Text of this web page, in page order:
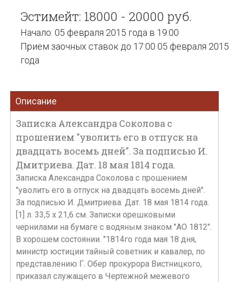
Эстимейт: 18000 - 20000 руб.
Начало: 05 февраля 2015 года в 19:00
Прием заочных ставок до 17:00 05 февраля 2015
года
Описание
Записка Александра Соколова с
прошением "уволить его в отпуск на
двадцать восемь дней". За подписью И.
Дмитриева. Дат. 18 мая 1814 года.
Записка Александра Соколова с прошением
"уволить его в отпуск на двадцать восемь дней".
За подписью И. Дмитриева. Дат. 18 мая 1814 года.
[1] л. 33,5 х 21,6 см. Записки орешковыми
чернилами на бумаге с водяным знаком "АО 1812".
В хорошем состоянии. "1814го года мая 18 дня,
министр юстиции тайный советник и кавалер, по
представлению Г. Обер прокурора Вистницкого,
приказал служащего в Чертежной межевого